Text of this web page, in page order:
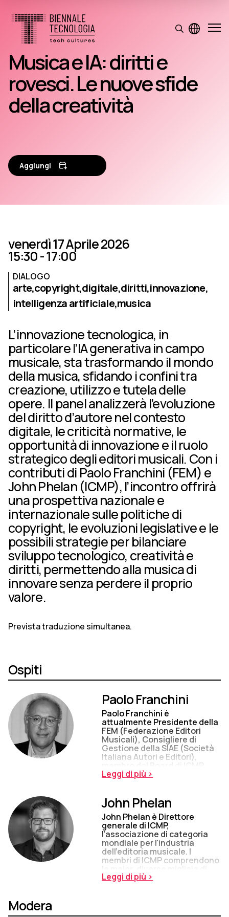
Musica e IA: diritti e
rovesci. Le nuove sfide
della creatività
Aggiungi
venerdì 17 Aprile 2026
15:30 - 17:00
DIALOGO
arte,copyright,digitale,diritti,innovazione,
intelligenza artificiale,musica
L’innovazione tecnologica, in
particolare l’IA generativa in campo
musicale, sta trasformando il mondo
della musica, sfidando i confini tra
creazione, utilizzo e tutela delle
opere. Il panel analizzerà l’evoluzione
del diritto d’autore nel contesto
digitale, le criticità normative, le
opportunità di innovazione e il ruolo
strategico degli editori musicali. Con i
contributi di Paolo Franchini (FEM) e
John Phelan (ICMP), l’incontro offrirà
una prospettiva nazionale e
internazionale sulle politiche di
copyright, le evoluzioni legislative e le
possibili strategie per bilanciare
sviluppo tecnologico, creatività e
diritti, permettendo alla musica di
innovare senza perdere il proprio
valore.
Prevista traduzione simultanea.
Ospiti
Paolo Franchini
Paolo Franchini è
attualmente Presidente della
FEM (Federazione Editori
Musicali), Consigliere di
Gestione della SIAE (Società
Italiana Autori e Editori),
(International Confederation
(Tavolo Permanente
Industria Musicale Italiana) e
membro del Consiglio di
Amministrazione di
Showbees Srl. Dal 1994 al
2010 è stato Presidente e
Managing Director di edel
Italia Srl e edel Music Srl, filiali
Leggi di più >
John Phelan
John Phelan è Direttore
generale di ICMP,
l'associazione di categoria
mondiale per l'industria
dell'editoria musicale. I
membri di ICMP comprendono
le major, diverse migliaia di
etichette indipendenti e 76
Leggi di più >
Modera